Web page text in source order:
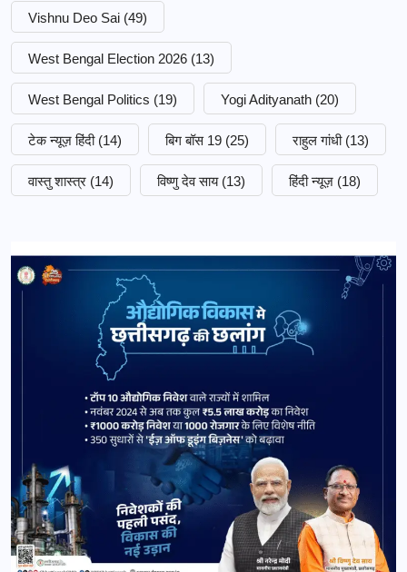
Vishnu Deo Sai (49)
West Bengal Election 2026 (13)
West Bengal Politics (19) Yogi Adityanath (20)
टेक न्यूज़ हिंदी (14) बिग बॉस 19 (25) राहुल गांधी (13)
वास्तु शास्त्र (14) विष्णु देव साय (13) हिंदी न्यूज़ (18)